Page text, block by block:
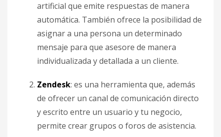
artificial que emite respuestas de manera
automática. También ofrece la posibilidad de
asignar a una persona un determinado
mensaje para que asesore de manera
individualizada y detallada a un cliente.
Zendesk: es una herramienta que, además
de ofrecer un canal de comunicación directo
y escrito entre un usuario y tu negocio,
permite crear grupos o foros de asistencia.